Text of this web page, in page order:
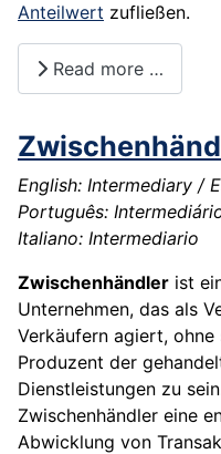
Anteilwert zufließen.
Read more …
English: Intermediary /
Português:
Italiano: Intermediario
Zwischenhändler ist
Unternehmen, das als
Verkäufern agiert,
Produzent der
Dienstleistungen zu
Zwischenhändler eine
Abwicklung von